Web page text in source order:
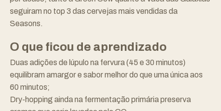
seguiram no top 3 das cervejas mais vendidas da
Seasons.
O que ficou de aprendizado
Duas adições de lúpulo na fervura (45 e 30 minutos)
equilibram amargor e sabor melhor do que uma única aos
60 minutos;
Dry-hopping ainda na fermentação primária preserva